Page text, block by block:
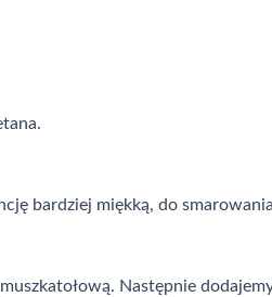
bardziej miękką, do
Następnie